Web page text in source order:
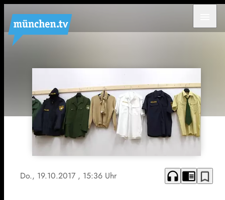
Do., 19.10.2017 , 15:36 Uhr headphones chrome_reader_mode bookmark_border